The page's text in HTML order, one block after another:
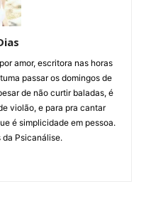
amor, escritora nas horas
passar os domingos de
de não curtir baladas, é
violão, e para pra cantar
é simplicidade em pessoa.
da Psicanálise.